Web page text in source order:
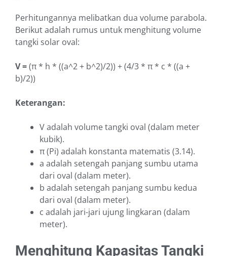
Perhitungannya melibatkan dua volume parabola.
Berikut adalah rumus untuk menghitung volume
tangki solar oval:
V =(π * h * ((a^2 + b^2)/2)) + (4/3 * π * c * ((a +
b)/2))
Keterangan:
V adalah volume tangki oval (dalam meter
kubik).
π (Pi) adalah konstanta matematis (3.14).
a adalah setengah panjang sumbu utama
dari oval (dalam meter).
b adalah setengah panjang sumbu kedua
dari oval (dalam meter).
c adalah jari-jari ujung lingkaran (dalam
meter).
Menghitung Kapasitas Tangki